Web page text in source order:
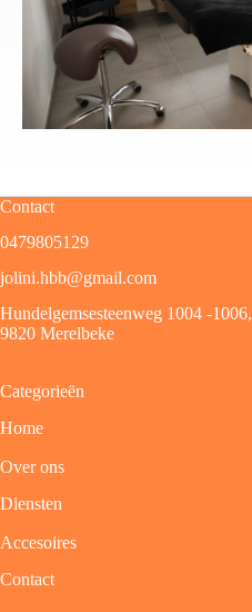
Contact
0479805129
jolini.hbb@gmail.com
Hundelgemsesteenweg 1004 -1006,
9820 Merelbeke
Categorieën
Home
Over ons
Diensten
Accesoires
Contact